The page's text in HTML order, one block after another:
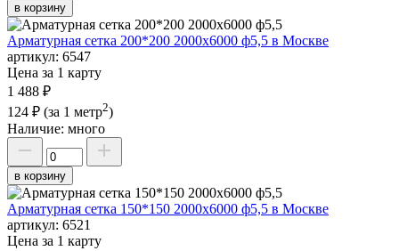
в корзину
Арматурная сетка 200*200 2000х6000 ф5,5 в Москве
артикул: 6547
Цена за 1 карту
1 488 ₽
124 ₽ (за 1 метр2)
Наличие: много
в корзину
Арматурная сетка 150*150 2000х6000 ф5,5 в Москве
артикул: 6521
Цена за 1 карту